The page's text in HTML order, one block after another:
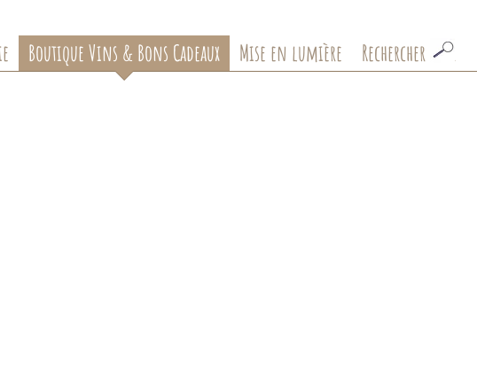
Boutique Vins & Bons Cadeaux Mise en lumière Rechercher . . .